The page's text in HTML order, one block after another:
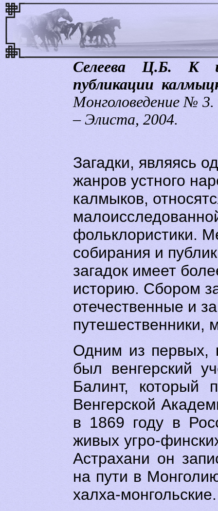
Селеева Ц.Б. К
публикации
Монголоведение №
– Элиста, 2004.
Загадки, являясь
жанров устного
калмыков,
фольклористики.
собирания и
загадок имеет
историю. Сбором
отечественные и
путешественники,
Одним из первых,
был венгерский
Балинт, который
Венгерской
в 1869 году в
живых угро-
Астрахани он
на пути в
халха-монгольские.